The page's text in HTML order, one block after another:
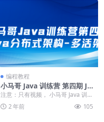
编程教程
小马哥 Java 训练营 第四期 Ja
va 分布式架构 – 多活架构
注意：只有视频， 小马哥 Java 训练
营 第四期 Java 分布式架构 ...
2 年前 105